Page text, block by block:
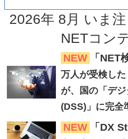
2026年 8月 いま注
NETコン
NEW 「NET
万人が受検し
が、国の「デ
(DSS)」に完全
NEW 「DX